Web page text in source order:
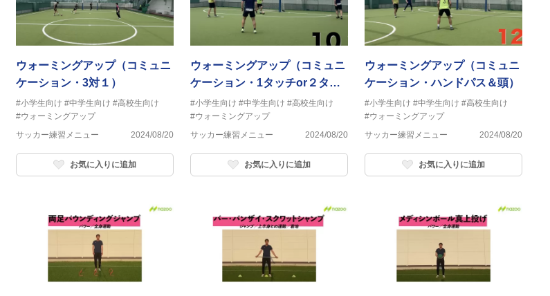
ウォーミングアップ（コミュニ
ケーション・3対１）
#小学生向け #中学生向け #高校生向け
#ウォーミングアップ
サッカー練習メニュー
2024/08/20
お気に入りに追加
ウォーミングアップ（コミュニ
ケーション・1タッチor２タッ
チ）
#小学生向け #中学生向け #高校生向け
#ウォーミングアップ
サッカー練習メニュー
2024/08/20
お気に入りに追加
ウォーミングアップ（コミュニ
ケーション・ハンドパス＆頭）
#小学生向け #中学生向け #高校生向け
#ウォーミングアップ
サッカー練習メニュー
2024/08/20
お気に入りに追加